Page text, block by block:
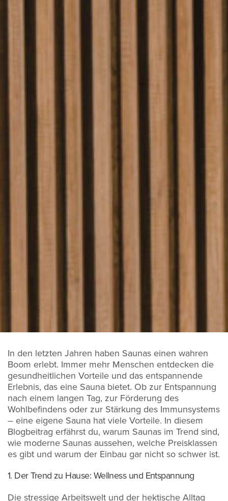
In den letzten Jahren haben Saunas einen wahren
Boom erlebt. Immer mehr Menschen entdecken die
gesundheitlichen Vorteile und das entspannende
Erlebnis, das eine Sauna bietet. Ob zur Entspannung
nach einem langen Tag, zur Förderung des
Wohlbefindens oder zur Stärkung des Immunsystems
– eine eigene Sauna hat viele Vorteile. In diesem
Blogbeitrag erfährst du, warum Saunas im Trend sind,
wie moderne Saunas aussehen, welche Preisklassen
es gibt und warum der Einbau gar nicht so schwer ist.
1. Der Trend zu Hause: Wellness und Entspannung
Die stressige Arbeitswelt und der hektische Alltag